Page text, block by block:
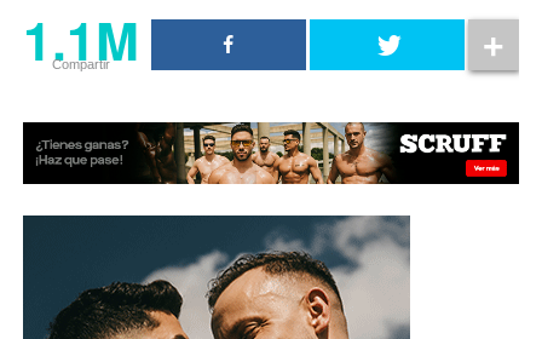
1.1M
Compartir